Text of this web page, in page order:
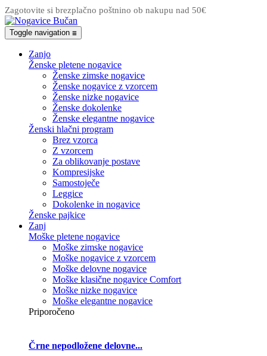
Zagotovite si brezplačno poštnino ob nakupu nad 50€
Toggle navigation ☰
Zanjo
Ženske pletene nogavice
Ženske zimske nogavice
Ženske nogavice z vzorcem
Ženske nizke nogavice
Ženske dokolenke
Ženske elegantne nogavice
Ženski hlačni program
Brez vzorca
Z vzorcem
Za oblikovanje postave
Kompresijske
Samostoječe
Leggice
Dokolenke in nogavice
Ženske pajkice
Zanj
Moške pletene nogavice
Moške zimske nogavice
Moške nogavice z vzorcem
Moške delovne nogavice
Moške klasične nogavice Comfort
Moške nizke nogavice
Moške elegantne nogavice
Priporočeno
Črne nepodložene delovne...